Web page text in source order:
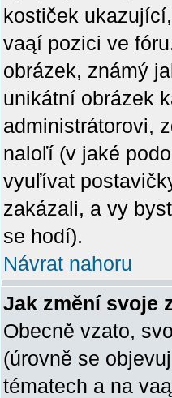
kostiček
vaąí pozici ve
obrázek, známý
unikátní obrázek
administrátorovi,
naloľí (v jaké
vyuľívat
zakázali, a vy
se hodí).
Návrat nahoru
Jak změní svoje
Obecně vzato,
(úrovně se
tématech a na